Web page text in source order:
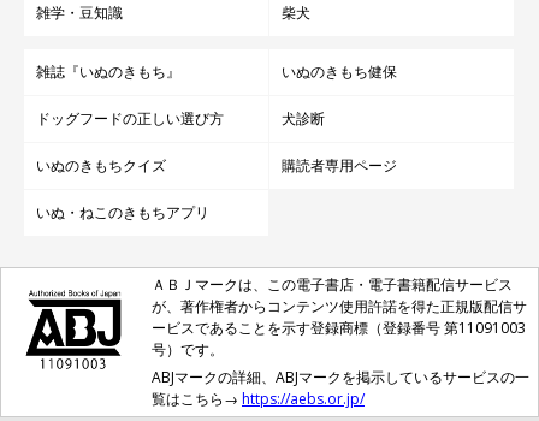
雑学・豆知識 柴犬
雑誌『いぬのきもち』 いぬのきもち健保
ドッグフードの正しい選び方 犬診断
いぬのきもちクイズ 購読者専用ページ
いぬ・ねこのきもちアプリ
ＡＢＪマークは、この電子書店・電子書籍配信サービス
が、著作権者からコンテンツ使用許諾を得た正規版配信サ
ービスであることを示す登録商標（登録番号 第11091003
号）です。
ABJマークの詳細、ABJマークを掲示しているサービスの一
覧はこちら→ https://aebs.or.jp/